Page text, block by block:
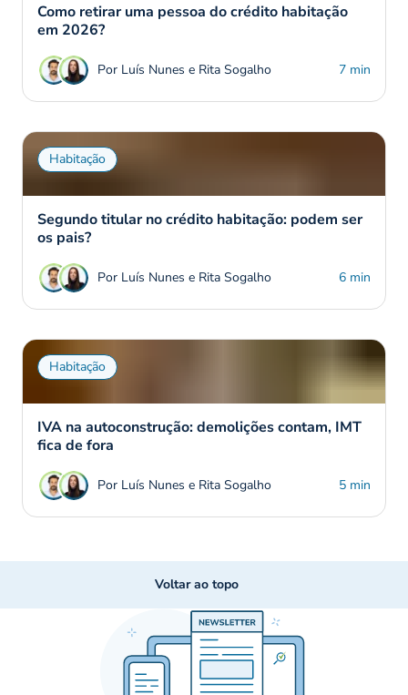
Como retirar uma pessoa do crédito habitação
em 2026?
Por Luís Nunes e Rita Sogalho 7 min
Habitação
Segundo titular no crédito habitação: podem ser
os pais?
Por Luís Nunes e Rita Sogalho 6 min
Habitação
IVA na autoconstrução: demolições contam, IMT
fica de fora
Por Luís Nunes e Rita Sogalho 5 min
Voltar ao topo